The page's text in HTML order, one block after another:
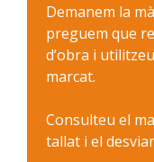
Demanem la
preguem que
d’obra i
marcat.
Consulteu el
tallat i el